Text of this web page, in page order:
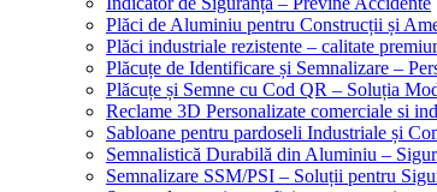
Plăci de Aluminiu pentru Construcții și
Plăci industriale rezistente – calitate
Plăcuțe de Identificare și Semnalizare –
Plăcuțe și Semne cu Cod QR – Soluția
Reclame 3D Personalizate comerciale si
Sabloane pentru pardoseli Industriale și
Semnalistică Durabilă din Aluminiu –
Semnalizare SSM/PSI – Soluții pentru